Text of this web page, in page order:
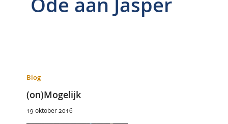
Blog
(on)Mogelijk
19 oktober 2016